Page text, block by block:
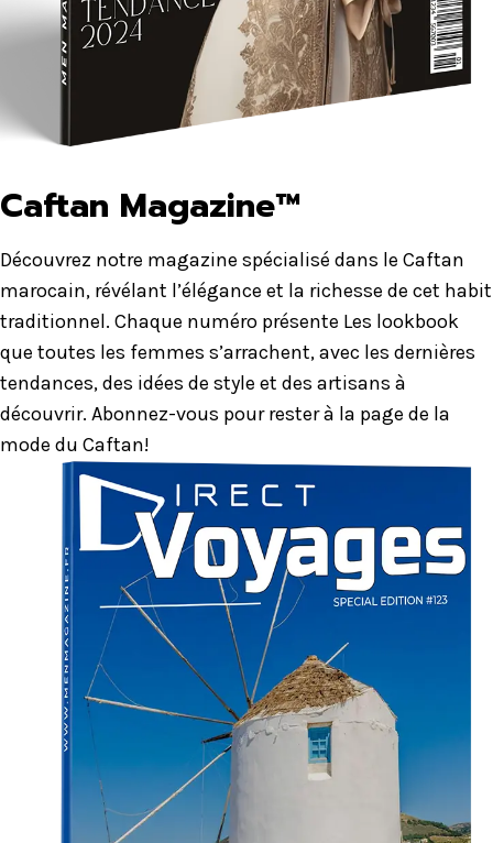
Caftan Magazine™
Découvrez notre magazine spécialisé dans le Caftan
marocain, révélant l’élégance et la richesse de cet habit
traditionnel. Chaque numéro présente Les lookbook
que toutes les femmes s’arrachent, avec les dernières
tendances, des idées de style et des artisans à
découvrir. Abonnez-vous pour rester à la page de la
mode du Caftan!